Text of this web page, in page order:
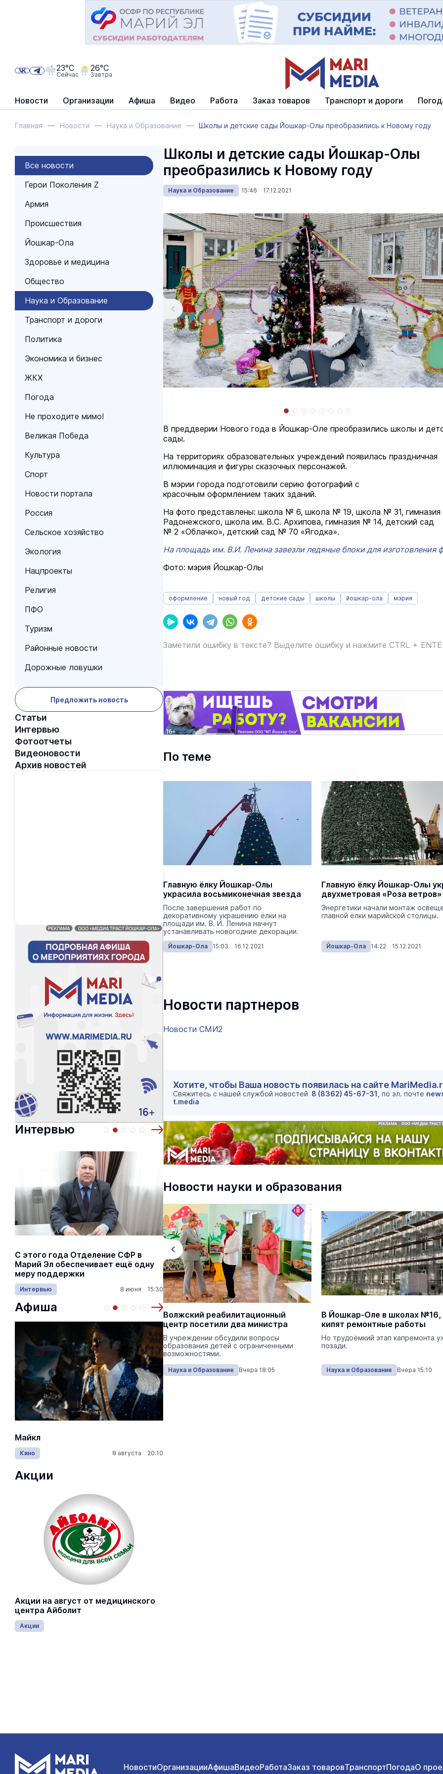
Новости Организации Афиша Видео Работа Заказ товаров Транспорт и дороги
23°C
Сейчас
26°C
Завтра
Главная Новости Наука и Образование Школы и детские сады Йошкар-Олы преобразились к Новому году
Все новости
Герои Поколения Z
Армия
Происшествия
Йошкар-Ола
Здоровье и медицина
Общество
Наука и Образование
Транспорт и дороги
Политика
Экономика и бизнес
ЖКХ
Погода
Не проходите мимо!
Великая Победа
Культура
Спорт
Новости портала
Россия
Сельское хозяйство
Экология
Нацпроекты
Религия
ПФО
Туризм
Районные новости
Дорожные ловушки
Предложить новость
Статьи
Интервью
Фотоотчеты
Видеоновости
Архив новостей
Интервью
С этого года Отделение СФР в
Марий Эл обеспечивает ещё одну
меру поддержки
Интервью 8 июня 15:30
Алексей Ямаев о премьере в театре
Шкетана: «Для меня не бывает
лёгких спектаклей»
Культура 18 марта 11:05
Как узнать на законных
кто собственник
Интервью
Афиша
Майкл
Кино 8 августа 20:10
Акции
Акции на август от медицинского
центра Айболит
Акции
Школы и детские сады Йошкар-Олы
преобразились к Новому году
Наука и Образование 15:46 17.12.2021
В преддверии Нового года в Йошкар-Оле преобразились школы и
сады.
На территориях образовательных учреждений появилась праздничная
иллюминация и фигуры сказочных персонажей.
В мэрии города подготовили серию фотографий с
красочным оформлением таких зданий.
На фото представлены: школа № 6, школа № 19, школа № 31, гимназия
Радонежского, школа им. В.С. Архипова, гимназия № 14, детский сад
№ 2 «Облачко», детский сад № 70 «Ягодка».
На площадь им. В.И. Ленина завезли ледяные блоки для изготовления
Фото: мэрия Йошкар-Олы
оформление новый год детские сады школы йошкар-ола мэрия
Заметили ошибку в тексте? Выделите ошибку и нажмите CTRL +
По теме
Главную ёлку Йошкар-Олы
украсила восьмиконечная звезда
После завершения работ по
декоративному украшению ёлки на
площади им. В. И. Ленина начнут
устанавливать новогодние декорации.
Йошкар-Ола 15:03 16.12.2021
Главную ёлку Йошкар-Олы
двухметровая «Роза ветров»
Энергетики начали монтаж
главной ёлки марийской столицы.
Йошкар-Ола 14:22 15.12.2021
Новости партнеров
Новости СМИ2
Хотите, чтобы Ваша новость появилась на сайте
Свяжитесь с нашей службой новостей 8 (8362) 45-67-31 , по эл. почте
t.media
Новости науки и образования
ЕГЭ могут отменить из-за
олимпиадников
Депутат Останина предлагает заменить
Единый государственный экзамен на
итоговую аттестацию.
Наука и Образование Сегодня 13:35
Волжский реабилитационный
центр посетили два министра
В учреждении обсудили вопросы
образования детей с ограниченными
возможностями.
Наука и Образование Вчера 18:05
В Йошкар-Оле в школах №16,
кипят ремонтные работы
Но трудоёмкий этап капремонта
позади.
Наука и Образование Вчера 15:10
В марийском лесу засекли
бесшумную хищницу
Экология Сегодня
НовостиОрганизацииАфишаВидеоРаботаЗаказ товаровТранспортПогодаО